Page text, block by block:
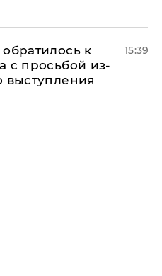
к
с просьбой из-
выступления
15:39